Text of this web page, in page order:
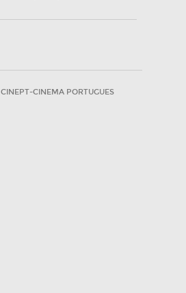
CINEPT-CINEMA PORTUGUES